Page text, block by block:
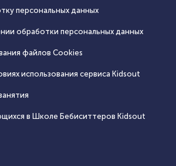
персональных данных
обработки персональных данных
файлов Cookies
использования сервиса Кidsout
в Школе Бебиситтеров Kidsout